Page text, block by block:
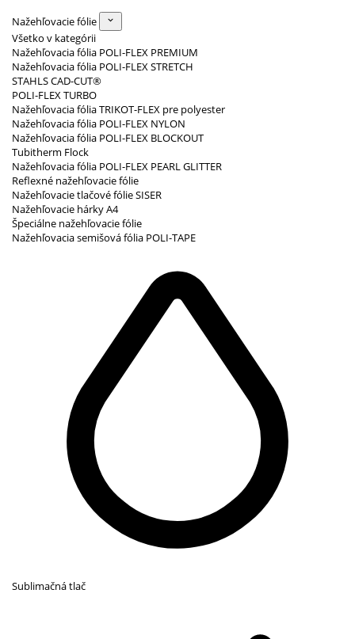
Nažehľovacie fólie
Všetko v kategórii
Nažehľovacia fólia POLI-FLEX PREMIUM
Nažehľovacia fólia POLI-FLEX STRETCH
STAHLS CAD-CUT®
POLI-FLEX TURBO
Nažehľovacia fólia TRIKOT-FLEX pre polyester
Nažehľovacia fólia POLI-FLEX NYLON
Nažehľovacia fólia POLI-FLEX BLOCKOUT
Tubitherm Flock
Nažehľovacia fólia POLI-FLEX PEARL GLITTER
Reflexné nažehľovacie fólie
Nažehľovacie tlačové fólie SISER
Nažehľovacie hárky A4
Špeciálne nažehľovacie fólie
Nažehľovacia semišová fólia POLI-TAPE
Sublimačná tlač